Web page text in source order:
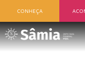
CONHEÇA